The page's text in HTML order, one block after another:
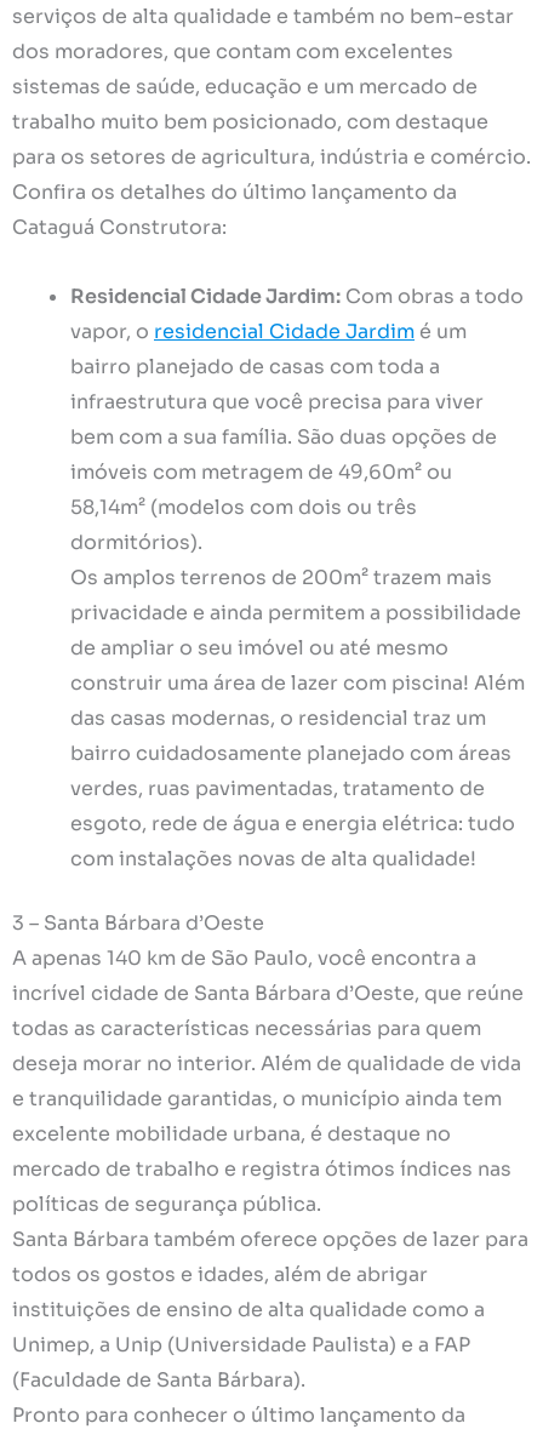
serviços de alta qualidade e também no bem-estar
dos moradores, que contam com excelentes
sistemas de saúde, educação e um mercado de
trabalho muito bem posicionado, com destaque
para os setores de agricultura, indústria e comércio.
Confira os detalhes do último lançamento da
Cataguá Construtora:
Residencial Cidade Jardim: Com obras a todo
vapor, o residencial Cidade Jardim é um
bairro planejado de casas com toda a
infraestrutura que você precisa para viver
bem com a sua família. São duas opções de
imóveis com metragem de 49,60m² ou
58,14m² (modelos com dois ou três
dormitórios).
Os amplos terrenos de 200m² trazem mais
privacidade e ainda permitem a possibilidade
de ampliar o seu imóvel ou até mesmo
construir uma área de lazer com piscina! Além
das casas modernas, o residencial traz um
bairro cuidadosamente planejado com áreas
verdes, ruas pavimentadas, tratamento de
esgoto, rede de água e energia elétrica: tudo
com instalações novas de alta qualidade!
3 – Santa Bárbara d’Oeste
A apenas 140 km de São Paulo, você encontra a
incrível cidade de Santa Bárbara d’Oeste, que reúne
todas as características necessárias para quem
deseja morar no interior. Além de qualidade de vida
e tranquilidade garantidas, o município ainda tem
excelente mobilidade urbana, é destaque no
mercado de trabalho e registra ótimos índices nas
políticas de segurança pública.
Santa Bárbara também oferece opções de lazer para
todos os gostos e idades, além de abrigar
instituições de ensino de alta qualidade como a
Unimep, a Unip (Universidade Paulista) e a FAP
(Faculdade de Santa Bárbara).
Pronto para conhecer o último lançamento da